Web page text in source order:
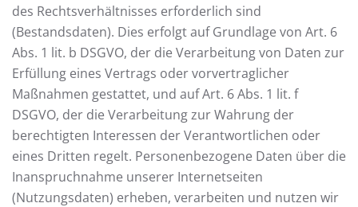
des Rechtsverhältnisses erforderlich sind
(Bestandsdaten). Dies erfolgt auf Grundlage von Art. 6
Abs. 1 lit. b DSGVO, der die Verarbeitung von Daten zur
Erfüllung eines Vertrags oder vorvertraglicher
Maßnahmen gestattet, und auf Art. 6 Abs. 1 lit. f
DSGVO, der die Verarbeitung zur Wahrung der
berechtigten Interessen der Verantwortlichen oder
eines Dritten regelt. Personenbezogene Daten über die
Inanspruchnahme unserer Internetseiten
(Nutzungsdaten) erheben, verarbeiten und nutzen wir